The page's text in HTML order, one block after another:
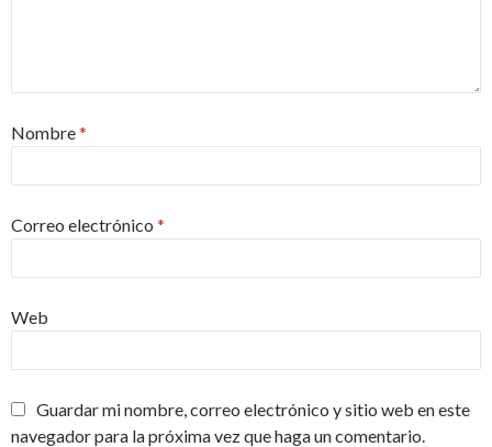
Nombre*
Correo electrónico *
Web
Guardar mi nombre, correo electrónico y sitio web en este
navegador para la próxima vez que haga un comentario.